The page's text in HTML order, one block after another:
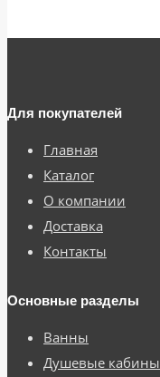
Для покупателей
Главная
Каталог
О компании
Доставка
Контакты
Основные разделы
Ванны
Душевые кабины